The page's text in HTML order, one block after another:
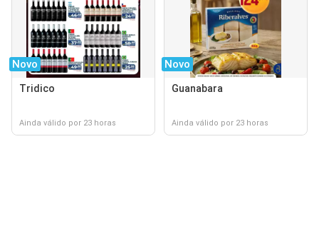
Novo
Tridico
Ainda válido por 23 horas
Novo
Guanabara
Ainda válido por 23 horas